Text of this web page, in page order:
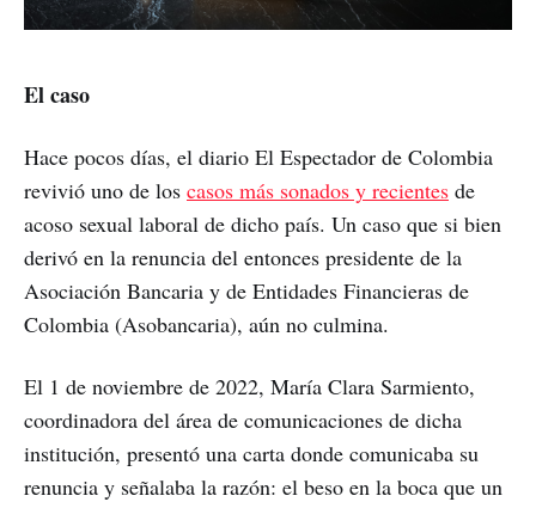
El caso
Hace pocos días, el diario El Espectador de Colombia
revivió uno de los casos más sonados y recientes de
acoso sexual laboral de dicho país. Un caso que si bien
derivó en la renuncia del entonces presidente de la
Asociación Bancaria y de Entidades Financieras de
Colombia (Asobancaria), aún no culmina.
El 1 de noviembre de 2022, María Clara Sarmiento,
coordinadora del área de comunicaciones de dicha
institución, presentó una carta donde comunicaba su
renuncia y señalaba la razón: el beso en la boca que un